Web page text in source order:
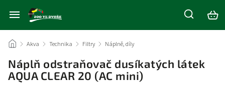
/ Akva / Technika / Filtry / Náplně, díly
Náplň odstraňovač dusíkatých látek
AQUA CLEAR 20 (AC mini)